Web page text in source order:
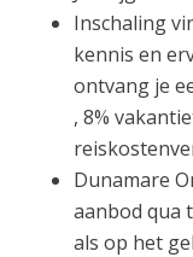
Inschaling
kennis en
ontvang je
, 8%
Dunamare
aanbod qua
als op het